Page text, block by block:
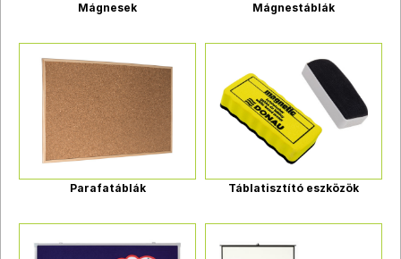
Mágnesek Mágnestáblák
Parafatáblák Táblatisztító eszközök